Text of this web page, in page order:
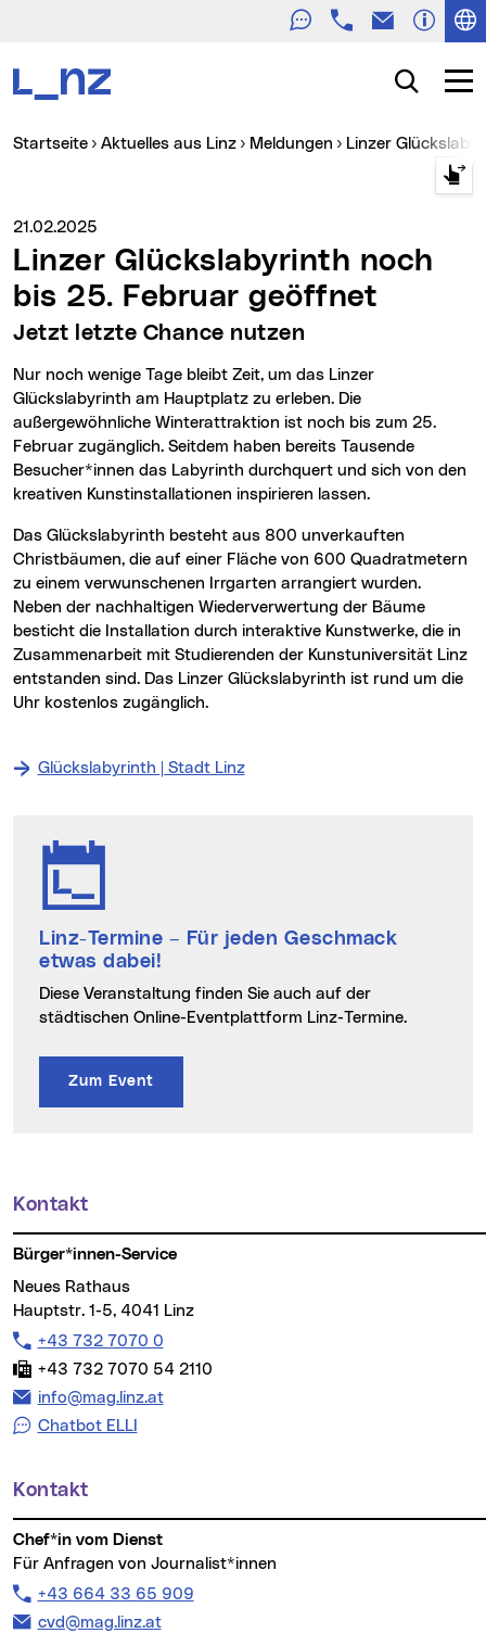
TelefonE-Mail
Suche
Sie sind hier:
Startseite Aktuelles aus Linz Meldungen Linzer
Medienservice vom:
21.02.2025
Linzer Glückslabyrinth noch
bis 25. Februar geöffnet
Jetzt letzte Chance nutzen
Nur noch wenige Tage bleibt Zeit, um das Linzer
Glückslabyrinth am Hauptplatz zu erleben. Die
außergewöhnliche Winterattraktion ist noch bis zum 25.
Februar zugänglich. Seitdem haben bereits Tausende
Besucher*innen das Labyrinth durchquert und sich von den
kreativen Kunstinstallationen inspirieren lassen.
Das Glückslabyrinth besteht aus 800 unverkauften
Christbäumen, die auf einer Fläche von 600 Quadratmetern
zu einem verwunschenen Irrgarten arrangiert wurden.
Neben der nachhaltigen Wiederverwertung der Bäume
besticht die Installation durch interaktive Kunstwerke, die in
Zusammenarbeit mit Studierenden der Kunstuniversität Linz
entstanden sind. Das Linzer Glückslabyrinth ist rund um die
Uhr kostenlos zugänglich.
Glückslabyrinth | Stadt Linz
Linz-Termine – Für jeden Geschmack
etwas dabei!
Diese Veranstaltung finden Sie auch auf der
städtischen Online-Eventplattform Linz-Termine.
Zum Event
Weitere Informationen
Kontakt
Bürger*innen-Service
Neues Rathaus
Hauptstr. 1-5, 4041 Linz
Telefon:
+43 732 7070 0
Fax:
+43 732 7070 54 2110
E-Mail Adresse:
info@mag.linz.at
Chatbot ELLI
Kontakt
Chef*in vom Dienst
Für Anfragen von Journalist*innen
Telefon:
+43 664 33 65 909
E-Mail Adresse:
cvd@mag.linz.at